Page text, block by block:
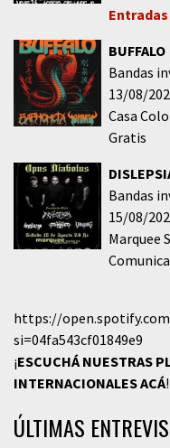
Entradas
BUFFALO
Bandas
13/08/
Casa
Gratis
Bandas
15/08/
Marquee
https://
si=04fa543cf01849e9
¡ESCUCHÁ NUESTRAS
INTERNACIONALESACÁ!
ÚLTIMAS